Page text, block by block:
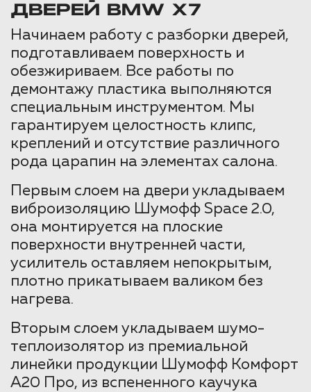
ДВЕРЕЙ BMW X7
Начинаем работу с разборки дверей,
подготавливаем поверхность и
обезжириваем. Все работы по
демонтажу пластика выполняются
специальным инструментом. Мы
гарантируем целостность клипс,
креплений и отсутствие различного
рода царапин на элементах салона.
Первым слоем на двери укладываем
виброизоляцию Шумофф Space 2.0,
она монтируется на плоские
поверхности внутренней части,
усилитель оставляем непокрытым,
плотно прикатываем валиком без
нагрева.
Вторым слоем укладываем шумо-
теплоизолятор из премиальной
линейки продукции Шумофф Комфорт
А20 Про, из вспененного каучука